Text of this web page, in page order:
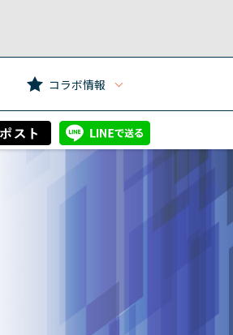
コラボ情報